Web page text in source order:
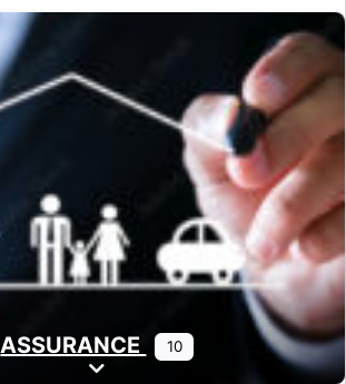
ASSURANCE 10
Expand sub-categories